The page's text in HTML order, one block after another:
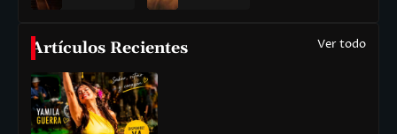
Artículos Recientes Ver todo